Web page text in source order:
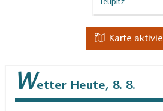
befahrbar, Dahme nur mit
Karten / Literatur:
TA5 Berlin-Brandenburg mit
Spree + Nebengewässer,
Teupitz
Karte
Wetter Heute, 8. 8.